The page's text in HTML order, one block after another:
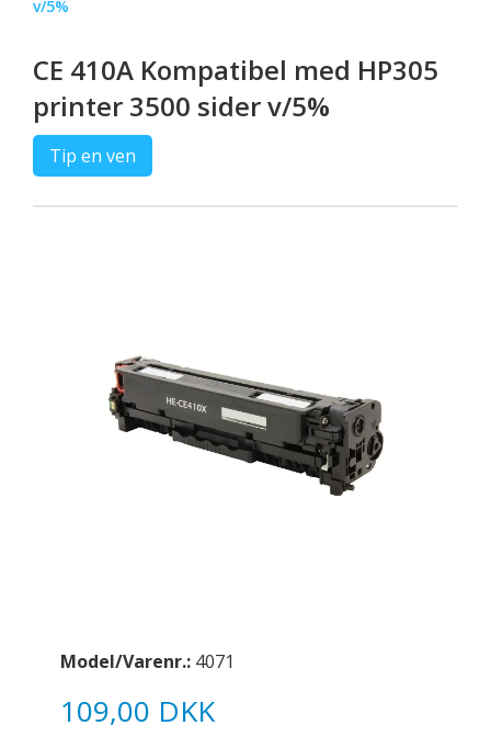
v/5%
CE 410A Kompatibel med HP305
printer 3500 sider v/5%
Tip en ven
Model/Varenr.: 4071
109,00 DKK